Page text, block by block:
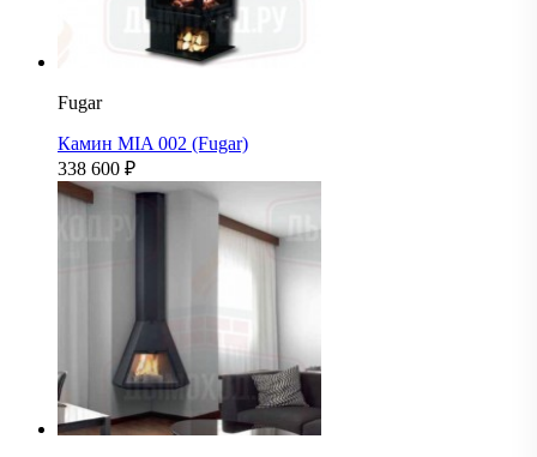
Fugar
Камин MIA 002 (Fugar)
338 600 ₽